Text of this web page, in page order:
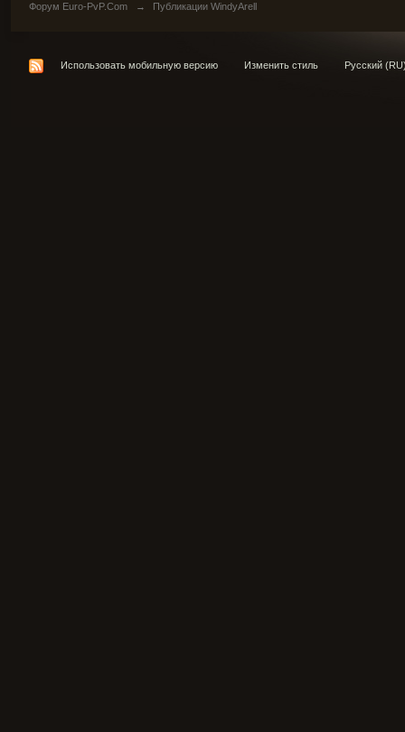
Форум Euro-PvP.Com → Публикации WindyArell
Использовать мобильную версию Изменить стиль Русский